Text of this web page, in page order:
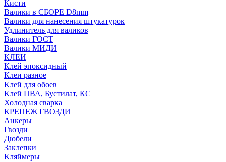
Кисти
Валики в СБОРЕ D8mm
Валики для нанесения штукатурок
Удлинитель для валиков
Валики ГОСТ
Валики МИДИ
КЛЕИ
Клей эпоксидный
Клеи разное
Клей для обоев
Клей ПВА, Бустилат, КС
Холодная сварка
КРЕПЕЖ ГВОЗДИ
Анкеры
Гвозди
Дюбели
Заклепки
Кляймеры